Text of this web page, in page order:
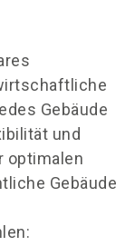
Gebäude
und
optimalen
Gebäude